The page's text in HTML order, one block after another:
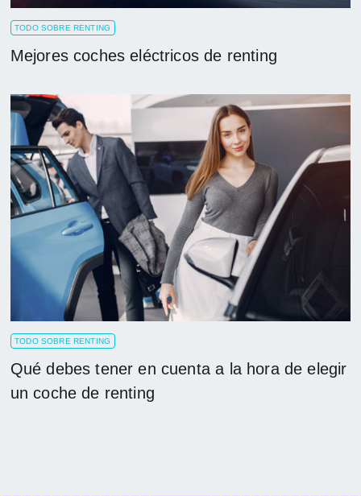
TODO SOBRE RENTING
Mejores coches eléctricos de renting
TODO SOBRE RENTING
Qué debes tener en cuenta a la hora de elegir
un coche de renting